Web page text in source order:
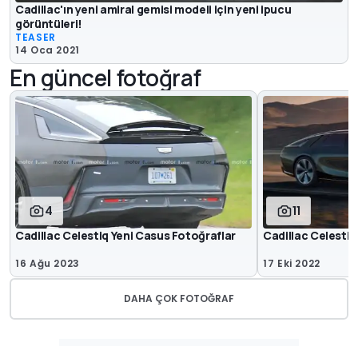
Cadillac'ın yeni amiral gemisi modeli için yeni ipucu
görüntüleri!
TEASER
14 Oca 2021
En güncel fotoğraf
4
Cadillac Celestiq Yeni Casus Fotoğraflar
16 Ağu 2023
11
Cadillac Celestiq
17 Eki 2022
DAHA ÇOK FOTOĞRAF